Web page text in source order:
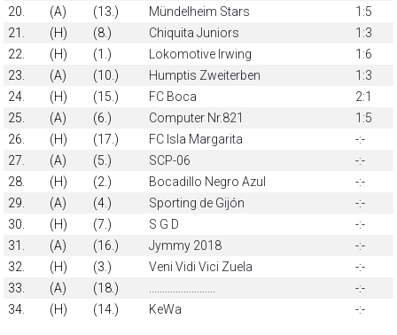
20.
(A) (13.) Mündelheim Stars
1:5
21.
(H) (8.) Chiquita Juniors
1:3
22.
(H) (1.) Lokomotive Irwing
1:6
23.
(A) (10.) Humptis Zweiterben
1:3
24.
(H) (15.) FC Boca
2:1
25.
(A) (6.) Computer Nr.821
1:5
26.
(H) (17.) FC Isla Margarita
-:-
27.
(A) (5.) SCP-06
-:-
28.
(H) (2.) Bocadillo Negro Azul
-:-
29.
(A) (4.) Sporting de Gijón
-:-
30.
(H) (7.) S G D
-:-
31.
(A) (16.) Jymmy 2018
-:-
32.
(H) (3.) Veni Vidi Vici Zuela
-:-
33.
(A) (18.)
-:-
34.
(H) (14.) KeWa -:-